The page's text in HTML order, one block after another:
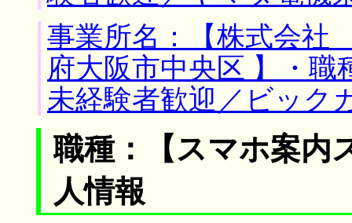
事業所名：【株式会
府大阪市中央区 】・
未経験者歓迎／ビック
職種：【スマホ案内
人情報